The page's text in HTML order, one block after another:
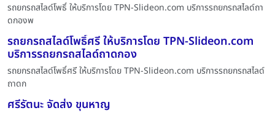
รถยกรถสไลด์โพธิ์ ให้บริการโดย TPN-Slideon.com บริการรถยกรถสไลด์ถา
ดกองพ
รถยกรถสไลด์โพธิ์ศรี ให้บริการโดย TPN-Slideon.com
บริการรถยกรถสไลด์ถาดกอง
รถยกรถสไลด์โพธิ์ศรี ให้บริการโดย TPN-Slideon.com บริการรถยกรถสไลด์
ถาดก
ศรีรัตนะ จัดส่ง ขุนหาญ